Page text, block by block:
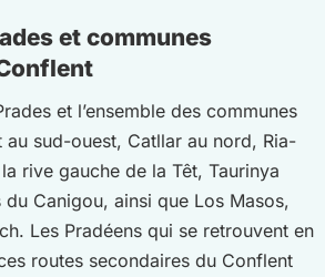
et communes
et l’ensemble des communes
sud-ouest, Catllar au nord, Ria-
rive gauche de la Têt, Taurinya
Canigou, ainsi que Los Masos,
Les Pradéens qui se retrouvent en
routes secondaires du Conflent